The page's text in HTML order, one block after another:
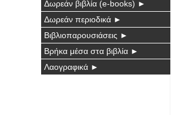
Δωρεάν βιβλία (e-books) ►
Δωρεάν περιοδικά ►
Βιβλιοπαρουσιάσεις ►
Βρήκα μέσα στα βιβλία ►
Λαογραφικά ►